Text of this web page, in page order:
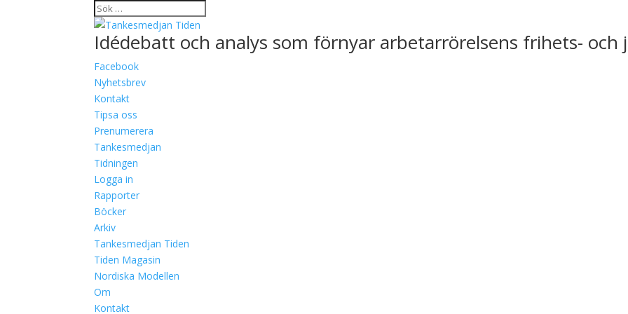
Idédebatt och analys som förnyar arbetarrörelsens frihets- och
Facebook
Nyhetsbrev
Kontakt
Tipsa oss
Prenumerera
Tankesmedjan
Tidningen
Logga in
Rapporter
Böcker
Arkiv
Tankesmedjan Tiden
Tiden Magasin
Nordiska Modellen
Om
Kontakt